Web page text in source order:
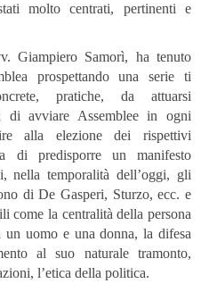
molto centrati, pertinenti e
Giampiero Samorì, ha tenuto
prospettando una serie ti
pratiche, da attuarsi
di avviare Assemblee in ogni
alla elezione dei rispettivi
di predisporre un manifesto
nella temporalità dell’oggi, gli
di De Gasperi, Sturzo, ecc. e
come la centralità della persona
uomo e una donna, la difesa
al suo naturale tramonto,
l’etica della politica.